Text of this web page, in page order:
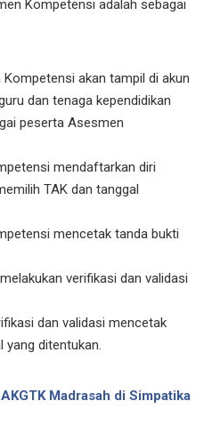
Kompetensi adalah sebagai
akan tampil di akun
dan tenaga kependidikan
peserta Asesmen
mendaftarkan diri
TAK dan tanggal
mencetak tanda bukti
verifikasi dan validasi
dan validasi mencetak
ditentukan.
Madrasah di Simpatika